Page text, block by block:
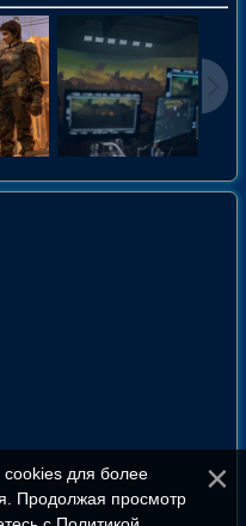
cookies для более
Продолжая просмотр